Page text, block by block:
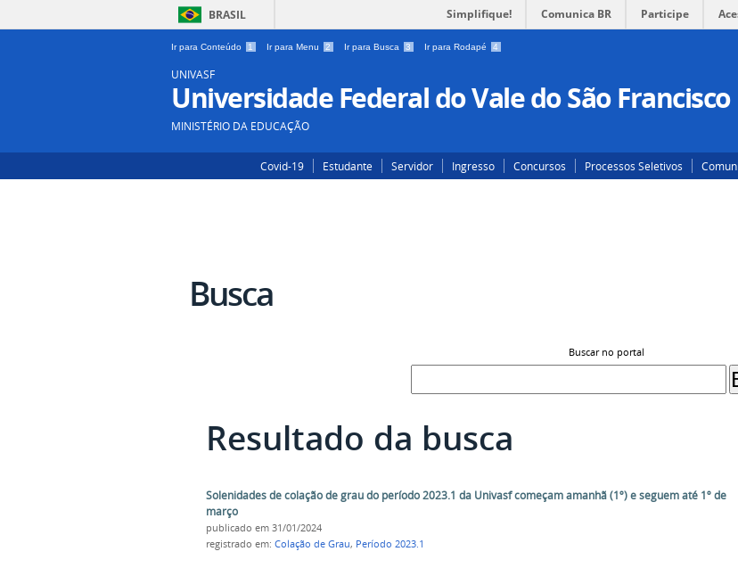
BRASIL Simplifique! Comunica BR Participe
Ir para Conteúdo 1 Ir para Menu 2 Ir para Busca 3 Ir para Rodapé 4
UNIVASF
Universidade Federal do Vale do São Francisco
MINISTÉRIO DA EDUCAÇÃO
Covid-19 Estudante Servidor Ingresso Concursos Processos Seletivos
Busca
Buscar no portal
Resultado da busca
Solenidades de colação de grau do período 2023.1 da Univasf começam amanhã (1º) e seguem até 1º de
março
publicado em 31/01/2024
registrado em: Colação de Grau, Período 2023.1